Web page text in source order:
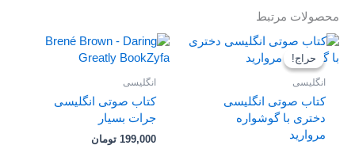
محصولات مرتبط
حراج!
حراج!
انگلیسی
کتاب صوتی انگلیسی
دختری با گوشواره
مروارید
قیمت
قیمت
انگلیسی
کتاب صوتی انگلیسی
جرات بسیار
199,000 تومان